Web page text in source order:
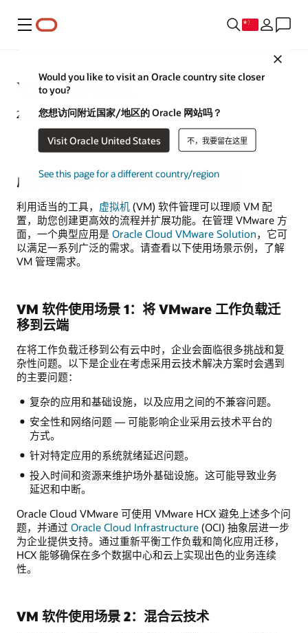
菜单
Would you like to visit an Oracle country site closer
to you?
您想访问附近国家/地区的 Oracle 网站吗？
Visit Oracle United States 不，我要留在这里
See this page for a different country/region
VM 软件管理
2020 年 4 月 16 日
虚拟机 (VM) 软件管理示例和使用场景
利用适当的工具， 虚拟机 (VM) 软件管理可以理顺 VM 配
置，助您创建更高效的流程并扩展功能。在管理 VMware 方
面，一个典型应用是 Oracle Cloud VMware Solution，它可
以满足一系列广泛的需求。请查看以下使用场景示例，了解
VM 管理需求。
VM 软件使用场景 1：将 VMware 工作负载迁
移到云端
在将工作负载迁移到公有云中时，企业会面临很多挑战和复
杂性问题。以下是企业在考虑采用云技术解决方案时会遇到
的主要问题：
复杂的应用和基础设施，以及应用之间的不兼容问题。
安全性和网络问题 — 可能影响企业采用云技术平台的
方式。
针对特定应用的系统就绪延迟问题。
投入时间和资源来维护场外基础设施。这可能导致业务
延迟和中断。
Oracle Cloud VMware 可使用 VMware HCX 避免上述多个问
题，并通过 Oracle Cloud Infrastructure (OCI) 抽象层进一步
为企业提供支持。通过重新平衡工作负载和简化应用迁移，
HCX 能够确保在多个数据中心和云上实现出色的业务连续
性。
VM 软件使用场景 2：混合云技术